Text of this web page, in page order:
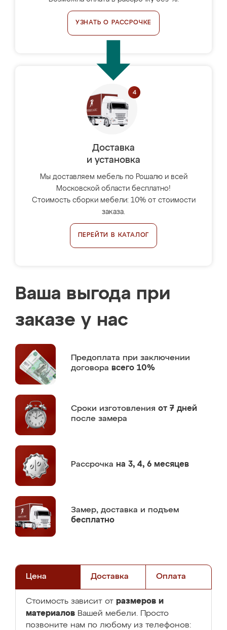
УЗНАТЬ О РАССРОЧКЕ
Доставка
и установка
Мы доставляем мебель по Рошалю и всей
Московской области бесплатно!
Стоимость сборки мебели: 10% от стоимости
заказа.
ПЕРЕЙТИ В КАТАЛОГ
Ваша выгода при
заказе у нас
Предоплата при заключении
договора всего 10%
Сроки изготовления от 7 дней
после замера
Рассрочка на 3, 4, 6 месяцев
Замер, доставка и подъем
бесплатно
Цена Доставка Оплата
Стоимость зависит от размеров и
материалов Вашей мебели. Просто
позвоните нам по любому из телефонов: